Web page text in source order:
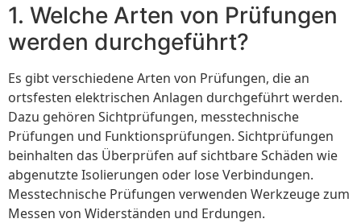
1. Welche Arten von Prüfungen
werden durchgeführt?
Es gibt verschiedene Arten von Prüfungen, die an
ortsfesten elektrischen Anlagen durchgeführt werden.
Dazu gehören Sichtprüfungen, messtechnische
Prüfungen und Funktionsprüfungen. Sichtprüfungen
beinhalten das Überprüfen auf sichtbare Schäden wie
abgenutzte Isolierungen oder lose Verbindungen.
Messtechnische Prüfungen verwenden Werkzeuge zum
Messen von Widerständen und Erdungen.